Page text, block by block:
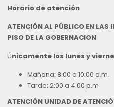
Horario de atención
ATENCIÓN AL PÚBLICO EN LAS
PISO DE LA GOBERNACION
Únicamente los lunes y
Mañana: 8:00 a 10:00 a.m.
Tarde: 2:00 a 4:00 p.m
ATENCIÓN UNIDAD DE